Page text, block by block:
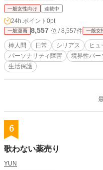
一般女性向け 連載中
24h.ポイント 0pt
一般漫画 8,557 位 / 8,557件 一般女
棒人間 日常 シリアス ヒュ
パーソナリティ障害
境界性パー
生活保護
6
歌わない薬売り
YUN